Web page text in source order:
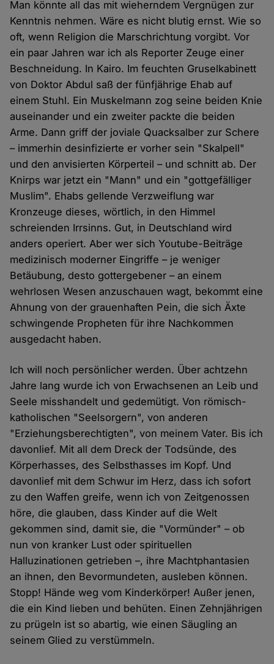
Man könnte all das mit wieherndem Vergnügen zur
Kenntnis nehmen. Wäre es nicht blutig ernst. Wie so
oft, wenn Religion die Marschrichtung vorgibt. Vor
ein paar Jahren war ich als Reporter Zeuge einer
Beschneidung. In Kairo. Im feuchten Gruselkabinett
von Doktor Abdul saß der fünfjährige Ehab auf
einem Stuhl. Ein Muskelmann zog seine beiden Knie
auseinander und ein zweiter packte die beiden
Arme. Dann griff der joviale Quacksalber zur Schere
– immerhin desinfizierte er vorher sein "Skalpell"
und den anvisierten Körperteil – und schnitt ab. Der
Knirps war jetzt ein "Mann" und ein "gottgefälliger
Muslim". Ehabs gellende Verzweiflung war
Kronzeuge dieses, wörtlich, in den Himmel
schreienden Irrsinns. Gut, in Deutschland wird
anders operiert. Aber wer sich Youtube-Beiträge
medizinisch moderner Eingriffe – je weniger
Betäubung, desto gottergebener – an einem
wehrlosen Wesen anzuschauen wagt, bekommt eine
Ahnung von der grauenhaften Pein, die sich Äxte
schwingende Propheten für ihre Nachkommen
ausgedacht haben.
Ich will noch persönlicher werden. Über achtzehn
Jahre lang wurde ich von Erwachsenen an Leib und
Seele misshandelt und gedemütigt. Von römisch-
katholischen "Seelsorgern", von anderen
"Erziehungsberechtigten", von meinem Vater. Bis ich
davonlief. Mit all dem Dreck der Todsünde, des
Körperhasses, des Selbsthasses im Kopf. Und
davonlief mit dem Schwur im Herz, dass ich sofort
zu den Waffen greife, wenn ich von Zeitgenossen
höre, die glauben, dass Kinder auf die Welt
gekommen sind, damit sie, die "Vormünder" – ob
nun von kranker Lust oder spirituellen
Halluzinationen getrieben –, ihre Machtphantasien
an ihnen, den Bevormundeten, ausleben können.
Stopp! Hände weg vom Kinderkörper! Außer jenen,
die ein Kind lieben und behüten. Einen Zehnjährigen
zu prügeln ist so abartig, wie einen Säugling an
seinem Glied zu verstümmeln.